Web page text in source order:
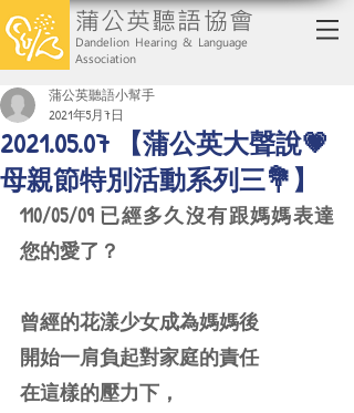
蒲公英聽語協會
Dandelion Hearing & Language
Association
2021.05.07 【蒲公英大聲說💗
母親節特別活動系列三💐】
蒲公英聽語小幫手
2021年5月7日
110/05/09 已經多久沒有跟媽媽表達
您的愛了？
曾經的花漾少女成為媽媽後
開始一肩負起對家庭的責任
在這樣的壓力下，